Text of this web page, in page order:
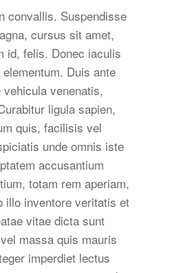
convallis. Suspendisse
cursus sit amet,
id, felis. Donec iaculis
Duis ante
venenatis,
ligula sapien,
quis, facilisis vel
unde omnis iste
accusantium
totam rem aperiam,
illo inventore veritatis et
vitae dicta sunt
massa quis mauris
imperdiet lectus